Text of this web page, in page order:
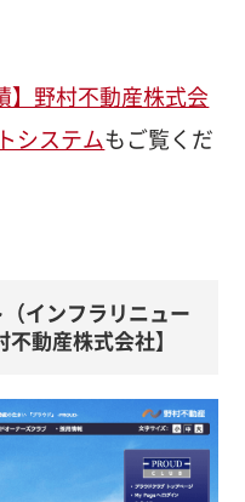
】野村不動産株式会
システムもご覧くだ
インフラリニュー
動産株式会社】